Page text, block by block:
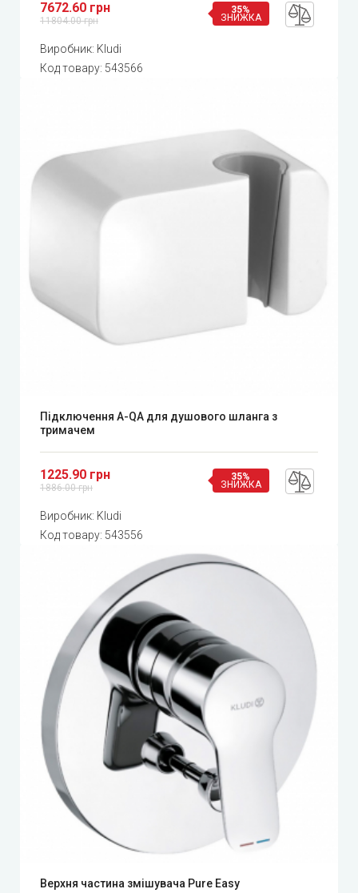
7672.60 грн
11804.00 грн
35%
ЗНИЖКА
Виробник: Kludi
Код товару: 543566
Підключення A-QA для душового шланга з
тримачем
1225.90 грн
1886.00 грн
35%
ЗНИЖКА
Виробник: Kludi
Код товару: 543556
Верхня частина змішувача Pure Easy